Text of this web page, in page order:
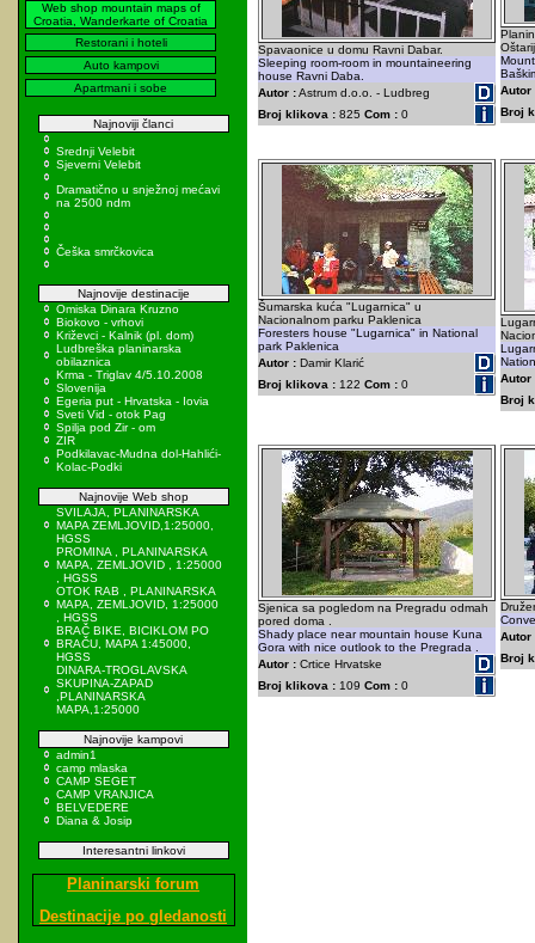
Web shop mountain maps of
Croatia, Wanderkarte of Croatia
Restorani i hoteli
Auto kampovi
Apartmani i sobe
Najnoviji članci
Srednji Velebit
Sjeverni Velebit
Dramatično u snježnoj mećavi
na 2500 ndm
Češka smrčkovica
Najnovije destinacije
Omiska Dinara Kruzno
Biokovo - vrhovi
Križevci - Kalnik (pl. dom)
Ludbreška planinarska
obilaznica
Krma - Triglav 4/5.10.2008
Slovenija
Egeria put - Hrvatska - Iovia
Sveti Vid - otok Pag
Spilja pod Zir - om
ZIR
Podkilavac-Mudna dol-Hahlići-
Kolac-Podki
Najnovije Web shop
SVILAJA, PLANINARSKA
MAPA ZEMLJOVID,1:25000,
HGSS
PROMINA , PLANINARSKA
MAPA, ZEMLJOVID , 1:25000
, HGSS
OTOK RAB , PLANINARSKA
MAPA, ZEMLJOVID, 1:25000
, HGSS
BRAČ BIKE, BICIKLOM PO
BRAČU, MAPA 1:45000,
HGSS
DINARA-TROGLAVSKA
SKUPINA-ZAPAD
,PLANINARSKA
MAPA,1:25000
Najnovije kampovi
admin1
camp mlaska
CAMP SEGET
CAMP VRANJICA
BELVEDERE
Diana & Josip
Interesantni linkovi
Planinarski forum
Destinacije po gledanosti
Spavaonice u domu Ravni Dabar.
Sleeping room-room in mountaineering
house Ravni Daba.
Autor :Astrum d.o.o. - Ludbreg
Broj klikova : 825 Com : 0
Autor
Broj
Šumarska kuća "Lugarnica" u
Nacionalnom parku Paklenica
Foresters house "Lugarnica" in National
park Paklenica
Autor : Damir Klarić
Broj klikova : 122 Com : 0
Autor
Broj
Sjenica sa pogledom na Pregradu odmah
pored doma .
Shady place near mountain house Kuna
Gora with nice outlook to the Pregrada .
Autor : Crtice Hrvatske
Broj klikova : 109 Com : 0
Autor
Broj